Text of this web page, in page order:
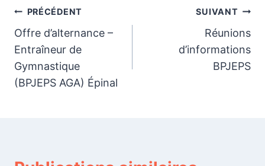
Navigation
de
l’article
PRÉCÉDENT
Offre d’alternance –
Entraîneur de
Gymnastique
(BPJEPS AGA) Épinal
SUIVANT
Réunions
d’informations
BPJEPS